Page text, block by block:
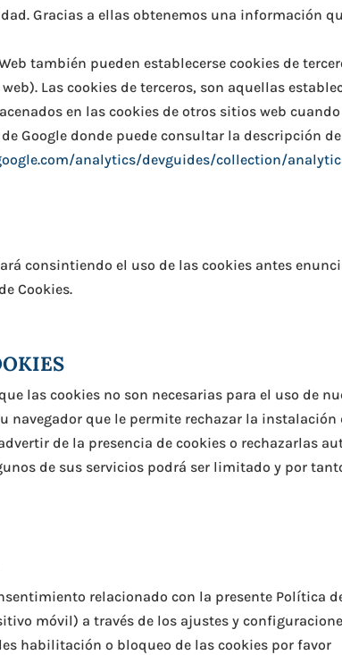
Gracias a ellas obtenemos una información
también pueden establecerse cookies de
Las cookies de terceros, son aquellas
en las cookies de otros sitios web
Google donde puede consultar la descripción
analytics/devguides/collection/
consintiendo el uso de las cookies antes
Cookies.
las cookies no son necesarias para el uso de
que le permite rechazar la instalación
de la presencia de cookies o rechazarlas
de sus servicios podrá ser limitado y por
relacionado con la presente Política
móvil) a través de los ajustes y
habilitación o bloqueo de las cookies por favor